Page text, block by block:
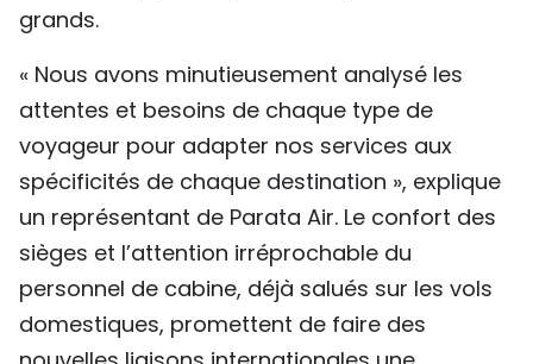
grands.
« Nous avons minutieusement analysé les
attentes et besoins de chaque type de
voyageur pour adapter nos services aux
spécificités de chaque destination », explique
un représentant de Parata Air. Le confort des
sièges et l’attention irréprochable du
personnel de cabine, déjà salués sur les vols
domestiques, promettent de faire des